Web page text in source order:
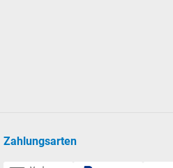
Zahlungsarten